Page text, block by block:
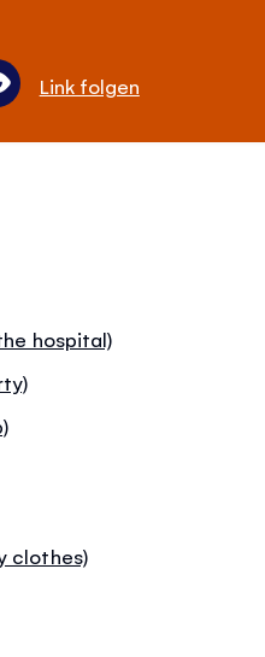
Link folgen
hospital)
clothes)